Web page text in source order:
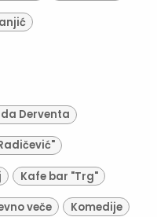
Derventa
Kafe bar "Trg"
veče Komedije